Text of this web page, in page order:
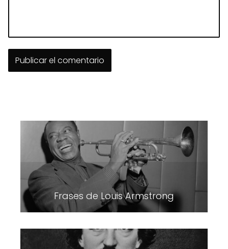
Frases de Louis Armstrong